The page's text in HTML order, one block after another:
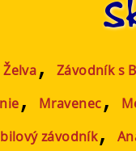
Želva,
Závodník s
, Mravenec,
závodník,